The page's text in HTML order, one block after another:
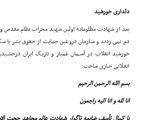
دلدارى خورشید
بعد از شهادت مظلومانه اولین شهید محراب نظام مقدس و
دم نمى زدند و سـازمان دروغین حمایت از حقوق بشر
خورشید انقلاب در آسـمان غمبار و تاریـک ایران
انقـلابى جـارى ساخت:
بسم الله الرحمن الرحیم
انا لله و انا الیه راجعون